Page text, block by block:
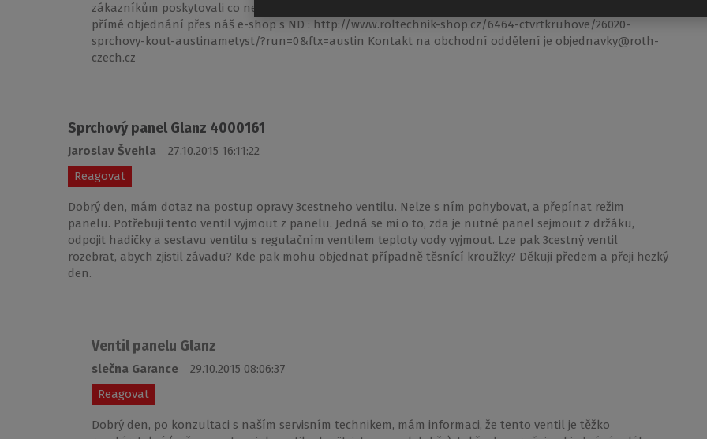
zákazníkům poskytovali co nejlepší dlouhodobý servis.. Pokud jde o pant koutu AUSTIN, zde je odkaz na
přímé objednání přes náš e-shop s ND : http://www.roltechnik-shop.cz/6464-ctvrtkruhove/26020-
sprchovy-kout-austinametyst/?run=0&ftx=austin Kontakt na obchodní oddělení je objednavky@roth-
czech.cz
Sprchový panel Glanz 4000161
Jaroslav Švehla
27.10.2015 16:11:22
Reagovat
Dobrý den, mám dotaz na postup opravy 3cestneho ventilu. Nelze s ním pohybovat, a přepínat režim
panelu. Potřebuji tento ventil vyjmout z panelu. Jedná se mi o to, zda je nutné panel sejmout z držáku,
odpojit hadičky a sestavu ventilu s regulačním ventilem teploty vody vyjmout. Lze pak 3cestný ventil
rozebrat, abych zjistil závadu? Kde pak mohu objednat případně těsnící kroužky? Děkuji předem a přeji hezký
den.
Ventil panelu Glanz
slečna Garance
29.10.2015 08:06:37
Reagovat
Dobrý den, po konzultaci s naším servisním technikem, mám informaci, že tento ventil je těžko